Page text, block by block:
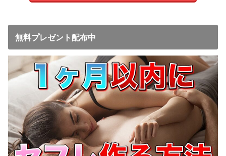
無料プレゼント配布中